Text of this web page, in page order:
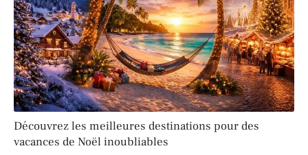
Découvrez les meilleures destinations pour des
vacances de Noël inoubliables